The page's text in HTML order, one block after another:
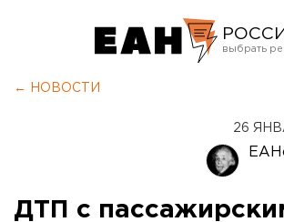
← НОВОСТИ
26
ДТП с